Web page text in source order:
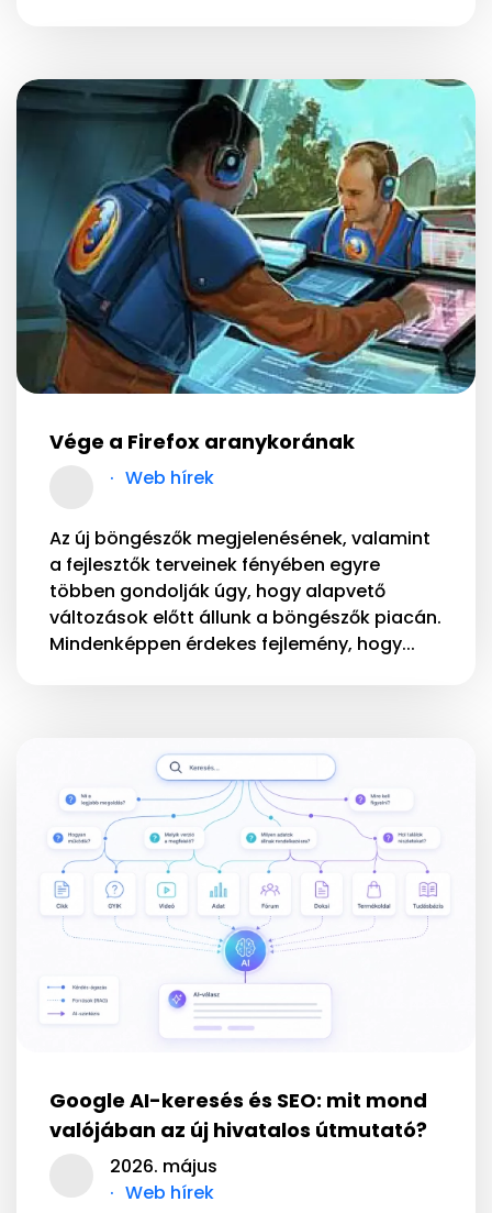
Vége a Firefox aranykorának
Web hírek
Az új böngészők megjelenésének, valamint
a fejlesztők terveinek fényében egyre
többen gondolják úgy, hogy alapvető
változások előtt állunk a böngészők piacán.
Mindenképpen érdekes fejlemény, hogy...
Google AI-keresés és SEO: mit mond
valójában az új hivatalos útmutató?
2026. május
Web hírek